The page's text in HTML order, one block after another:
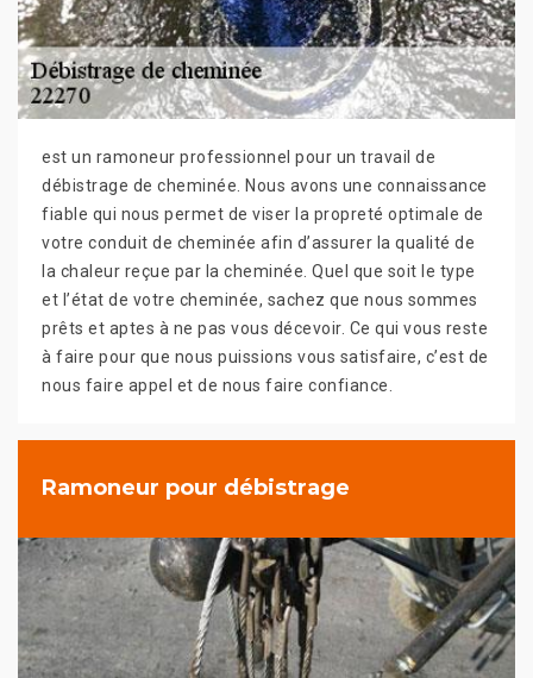
est un ramoneur professionnel pour un travail de
débistrage de cheminée. Nous avons une connaissance
fiable qui nous permet de viser la propreté optimale de
votre conduit de cheminée afin d’assurer la qualité de
la chaleur reçue par la cheminée. Quel que soit le type
et l’état de votre cheminée, sachez que nous sommes
prêts et aptes à ne pas vous décevoir. Ce qui vous reste
à faire pour que nous puissions vous satisfaire, c’est de
nous faire appel et de nous faire confiance.
Ramoneur pour débistrage